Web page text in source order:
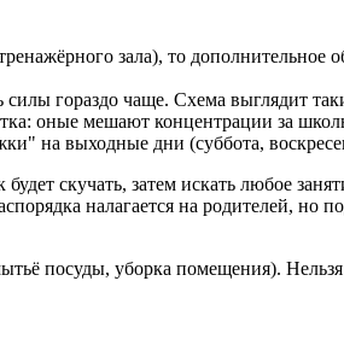
зала), то дополнительное
гораздо чаще. Схема выглядит
оные мешают концентрации за
на выходные дни (суббота,
скучать, затем искать любое
налагается на родителей, но
посуды, уборка помещения).